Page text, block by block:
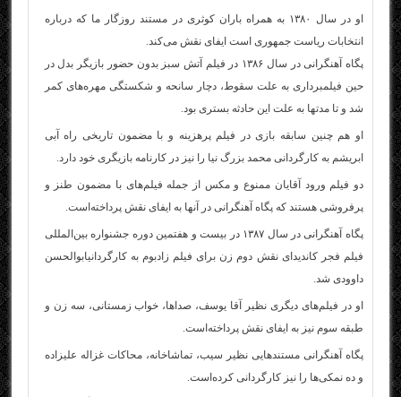
او در سال ۱۳۸۰ به همراه باران کوثری در مستند روزگار ما که درباره
انتخابات ریاست جمهوری است ایفای نقش می‌کند.
پگاه آهنگرانی در سال ۱۳۸۶ در فیلم آتش سبز بدون حضور بازیگر بدل در
حین فیلمبرداری به علت سقوط، دچار سانحه و شکستگی مهره‌های کمر
شد و تا مدت­ها به علت این حادثه بستری بود.
او هم چنین سابقه بازی در فیلم پرهزینه و با مضمون تاریخی راه آبی
ابریشم به کارگردانی محمد بزرگ نیا را نیز در کارنامه بازیگری خود دارد.
دو فیلم ورود آقایان ممنوع و مکس از جمله فیلم‌های با مضمون طنز و
پرفروشی هستند که پگاه آهنگرانی در آنها به ایفای نقش پرداخته‌است.
پگاه آهنگرانی در سال ۱۳۸۷ در بیست و هفتمین دوره جشنواره بین‌المللی
فیلم فجر کاندیدای نقش دوم زن برای فیلم زادبوم به کارگردانیابوالحسن
داوودی شد.
او در فیلم‌های دیگری نظیر آقا یوسف، صداها، خواب زمستانی، سه زن و
طبقه سوم نیز به ایفای نقش پرداخته‌است.
پگاه آهنگرانی مستند‌هایی نظیر سیب، تماشاخانه، محاکات غزاله علیزاده
و ده نمکی‌ها را نیز کارگردانی کرده‌است.